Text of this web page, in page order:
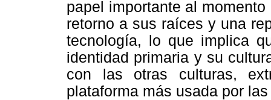
papel importante al
retorno a sus raíces y una
tecnología, lo que implica
identidad primaria y su
con las otras culturas,
plataforma más usada por